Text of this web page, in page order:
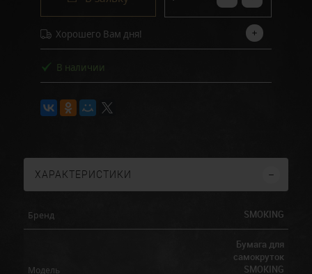
Хорошего Вам дня!
В наличии
ХАРАКТЕРИСТИКИ
Бренд SMOKING
Модель
Бумага для
самокруток
SMOKING